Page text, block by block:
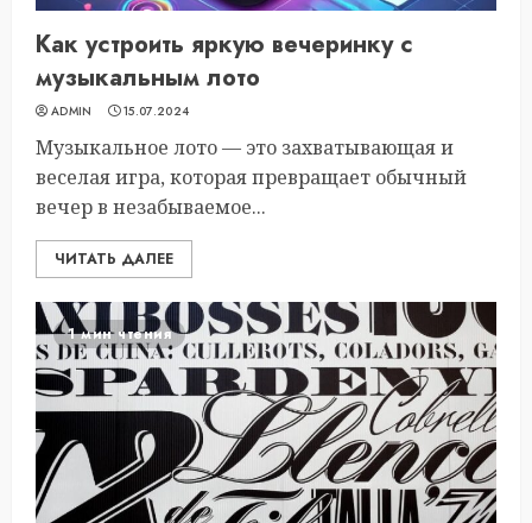
Как устроить яркую вечеринку с
музыкальным лото
ADMIN 15.07.2024
Музыкальное лото — это захватывающая и
веселая игра, которая превращает обычный
вечер в незабываемое...
ЧИТАТЬ ДАЛЕЕ
1 мин чтения